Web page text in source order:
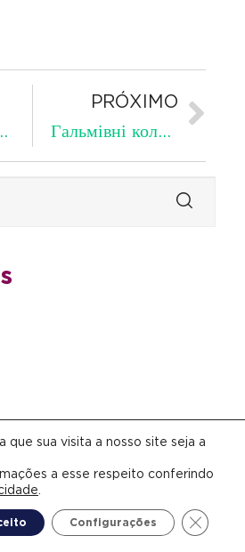
для MERCEDES-БЕНЗ E-CLASS T-Model (S211)
PRÓXIMO
Гальмівні колодки та диски Zimmermann для FORD MONDEO V Turnier (CF) – Доступный для загрузки каталог тормозных колодок для автомобилей
que sua visita a nosso site seja a
a esse respeito conferindo
Configurações Close